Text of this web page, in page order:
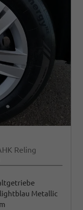
Reling
Metallic